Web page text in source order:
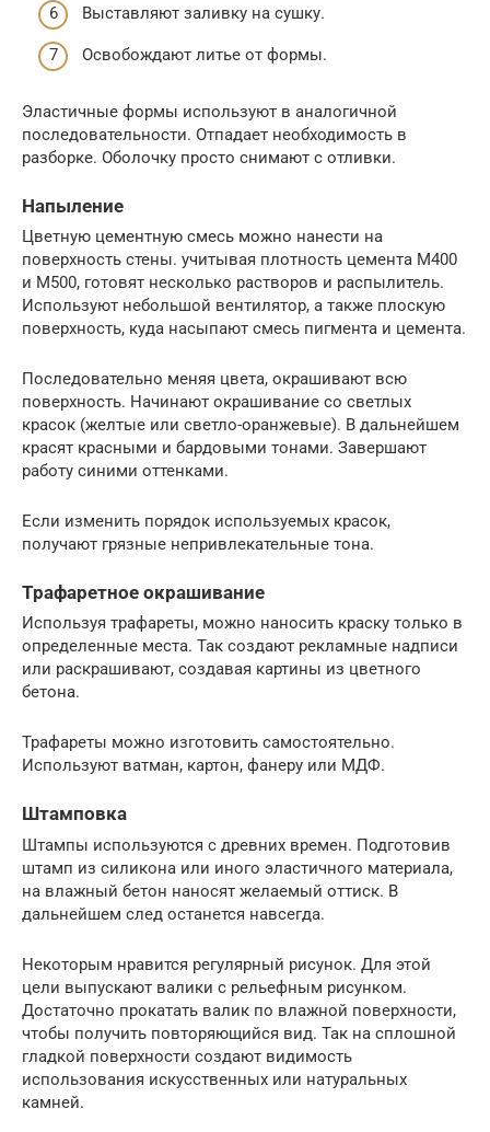
Выставляют заливку на сушку.
Освобождают литье от формы.
Эластичные формы используют в аналогичной
последовательности. Отпадает необходимость в
разборке. Оболочку просто снимают с отливки.
Напыление
Цветную цементную смесь можно нанести на
поверхность стены. учитывая плотность цемента М400
и М500, готовят несколько растворов и распылитель.
Используют небольшой вентилятор, а также плоскую
поверхность, куда насыпают смесь пигмента и цемента.
Последовательно меняя цвета, окрашивают всю
поверхность. Начинают окрашивание со светлых
красок (желтые или светло-оранжевые). В дальнейшем
красят красными и бардовыми тонами. Завершают
работу синими оттенками.
Если изменить порядок используемых красок,
получают грязные непривлекательные тона.
Трафаретное окрашивание
Используя трафареты, можно наносить краску только в
определенные места. Так создают рекламные надписи
или раскрашивают, создавая картины из цветного
бетона.
Трафареты можно изготовить самостоятельно.
Используют ватман, картон, фанеру или МДФ.
Штамповка
Штампы используются с древних времен. Подготовив
штамп из силикона или иного эластичного материала,
на влажный бетон наносят желаемый оттиск. В
дальнейшем след останется навсегда.
Некоторым нравится регулярный рисунок. Для этой
цели выпускают валики с рельефным рисунком.
Достаточно прокатать валик по влажной поверхности,
чтобы получить повторяющийся вид. Так на сплошной
гладкой поверхности создают видимость
использования искусственных или натуральных
камней.